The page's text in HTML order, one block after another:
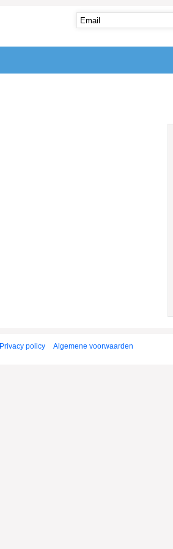
Privacy policy Algemene voorwaarden